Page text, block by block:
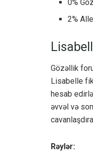
0%
2%
Gözəllik
Lisabelle
hesab
əvvəl və
Rəylər: